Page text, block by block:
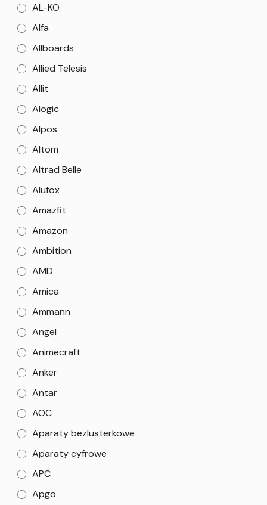
AL-KO
Alfa
Allboards
Allied Telesis
Allit
Alogic
Alpos
Altom
Altrad Belle
Alufox
Amazfit
Amazon
Ambition
AMD
Amica
Ammann
Angel
Animecraft
Anker
Antar
AOC
Aparaty bezlusterkowe
Aparaty cyfrowe
APC
Apgo